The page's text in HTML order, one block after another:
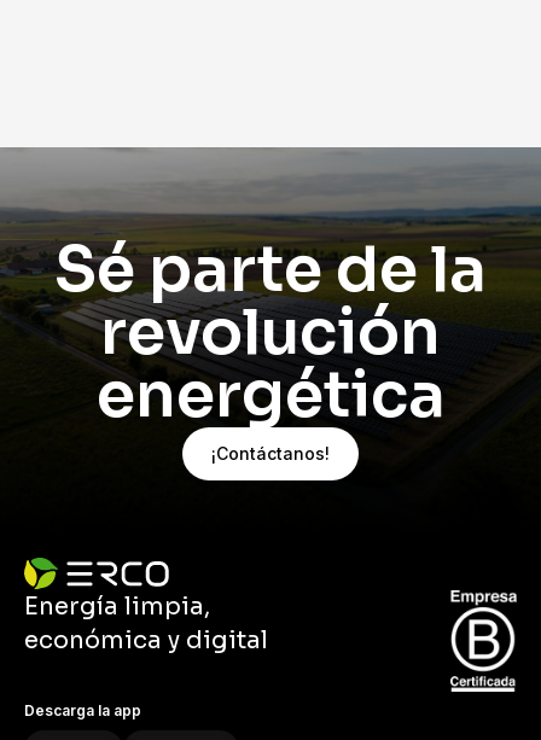
Sé parte de la
revolución
energética
¡Contáctanos!
Energía limpia,
económica y digital
Descarga la app